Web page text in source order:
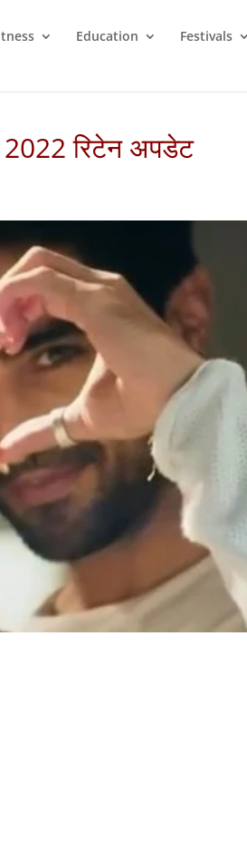
Education Festivals
2022 रिटेन अपडेट